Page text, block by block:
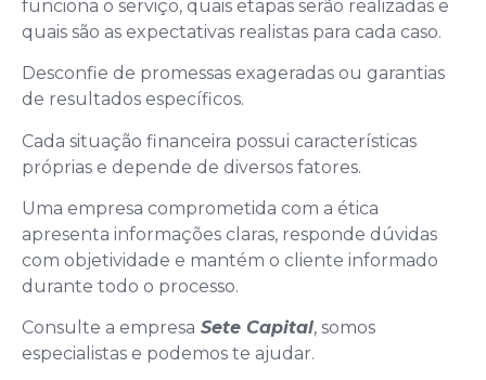
funciona o serviço, quais etapas serão realizadas e
quais são as expectativas realistas para cada caso.
Desconfie de promessas exageradas ou garantias
de resultados específicos.
Cada situação financeira possui características
próprias e depende de diversos fatores.
Uma empresa comprometida com a ética
apresenta informações claras, responde dúvidas
com objetividade e mantém o cliente informado
durante todo o processo.
Consulte a empresa Sete Capital, somos
especialistas e podemos te ajudar.